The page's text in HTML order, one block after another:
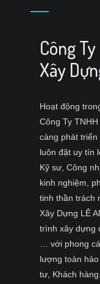
Công
Xây
Hoạt động
Công Ty
càng phát
luôn đặt uy tín
Kỹ sư, Công
kinh nghiệm,
tinh thần trách
Xây Dựng LÊ
trình xây dựng
… với phong
lượng toàn
tư, Khách